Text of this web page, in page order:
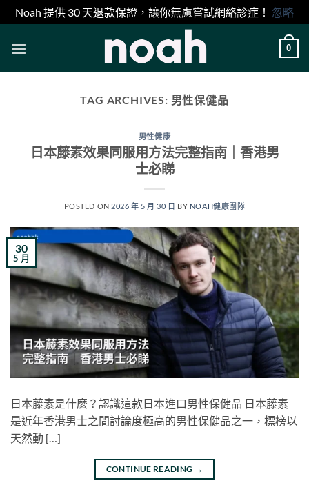
Noah 提供 30 天退款保證，讓你無慮嘗試網絡診症！ 忽略
0
TAG ARCHIVES: 男性保健品
男性健康
日本藤素效果同服用方法完整指南｜香港男
士必睇
POSTED ON 2026 年 5 月 30 日 BY NOAH健康團隊
30
5 月
日本藤素是什麼？認識這款日本進口男性保健品 日本藤素
是近年香港男士之間討論度極高的男性保健品之一，標榜以
天然動 […]
CONTINUE READING →